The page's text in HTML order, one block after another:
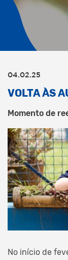
04.02.25
VOLTA ÀS
Momento de
No início de